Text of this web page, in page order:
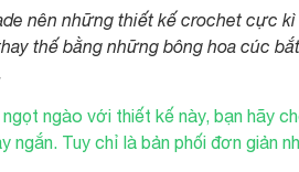
nên những thiết kế crochet cực
thế bằng những bông hoa cúc